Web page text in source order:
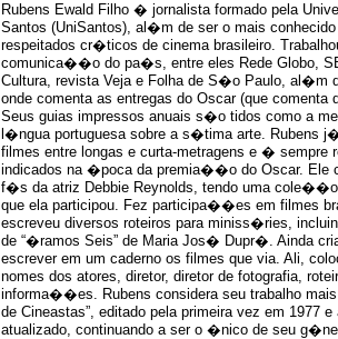
Rubens Ewald Filho � jornalista formado pela
Santos (UniSantos), al�m de ser o mais
respeitados cr�ticos de cinema brasileiro.
comunica��o do pa�s, entre eles Rede Globo,
Cultura, revista Veja e Folha de S�o Paulo, al�m
onde comenta as entregas do Oscar (que comenta
Seus guias impressos anuais s�o tidos como a
l�ngua portuguesa sobre a s�tima arte. Rubens
filmes entre longas e curta-metragens e � sempre
indicados na �poca da premia��o do Oscar. Ele
f�s da atriz Debbie Reynolds, tendo uma
que ela participou. Fez participa��es em filmes
escreveu diversos roteiros para miniss�ries,
de “�ramos Seis” de Maria Jos� Dupr�. Ainda
escrever em um caderno os filmes que via. Ali,
nomes dos atores, diretor, diretor de fotografia,
informa��es. Rubens considera seu trabalho
de Cineastas”, editado pela primeira vez em 1977 e
atualizado, continuando a ser o �nico de seu